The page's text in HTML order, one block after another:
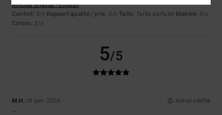
Afficher original - English
Confort: 5/5 Rapport qualité / prix: 5/5 Taille: Taille parfaite Matière: 5/5
Coloris: 5/5
5/5
M.H.18 juin 2026
Achat vérifié
...